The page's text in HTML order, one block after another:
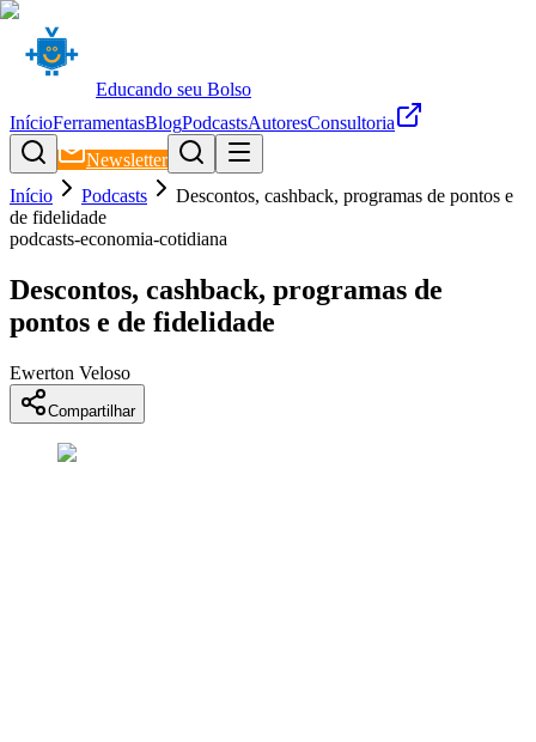
Educando seu Bolso
InícioFerramentasBlogPodcastsAutoresConsultoria
Newsletter
Início
Podcasts
Descontos, cashback, programas de pontos e
de fidelidade
podcasts-economia-cotidiana
Descontos, cashback, programas de
pontos e de fidelidade
Ewerton Veloso
Compartilhar